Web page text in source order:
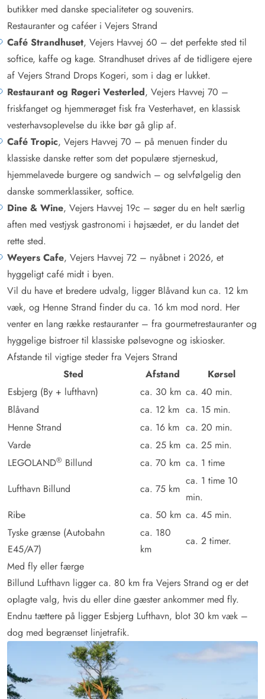
butikker med danske specialiteter og souvenirs.
Restauranter og caféer i Vejers Strand
Café Strandhuset, Vejers Havvej 60 – det perfekte sted til
softice, kaffe og kage. Strandhuset drives af de tidligere ejere
af Vejers Strand Drops Kogeri, som i dag er lukket.
Restaurant og Røgeri Vesterled, Vejers Havvej 70 –
friskfanget og hjemmerøget fisk fra Vesterhavet, en klassisk
vesterhavsoplevelse du ikke bør gå glip af.
Café Tropic, Vejers Havvej 70 – på menuen finder du
klassiske danske retter som det populære stjerneskud,
hjemmelavede burgere og sandwich – og selvfølgelig den
danske sommerklassiker, softice.
Dine & Wine, Vejers Havvej 19c – søger du en helt særlig
aften med vestjysk gastronomi i højsædet, er du landet det
rette sted.
Weyers Cafe, Vejers Havvej 72 – nyåbnet i 2026, et
hyggeligt café midt i byen.
Vil du have et bredere udvalg, ligger Blåvand kun ca. 12 km
væk, og Henne Strand finder du ca. 16 km mod nord. Her
venter en lang række restauranter – fra gourmetrestauranter og
hyggelige bistroer til klassiske pølsevogne og iskiosker.
Afstande til vigtige steder fra Vejers Strand
Sted
Afstand
Kørsel
Esbjerg (By + lufthavn)
ca. 30 km ca. 40 min.
Blåvand
ca. 12 km ca. 15 min.
Henne Strand
ca. 16 km ca. 20 min.
Varde
ca. 25 km ca. 25 min.
LEGOLAND® Billund ca. 70 km ca. 1 time
Lufthavn Billund
ca. 75 km
ca. 1 time 10
min.
Ribe
ca. 50 km ca. 45 min.
Tyske grænse (Autobahn
E45/A7)
ca. 180
km
ca. 2 timer.
Med fly eller færge
Billund Lufthavn ligger ca. 80 km fra Vejers Strand og er det
oplagte valg, hvis du eller dine gæster ankommer med fly.
Endnu tættere på ligger Esbjerg Lufthavn, blot 30 km væk –
dog med begrænset linjetrafik.